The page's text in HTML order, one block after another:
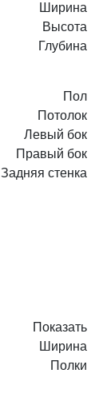
Ширина
Высота
Глубина
Пол
Потолок
Левый бок
Правый бок
Задняя стенка
Показать
Ширина
Полки